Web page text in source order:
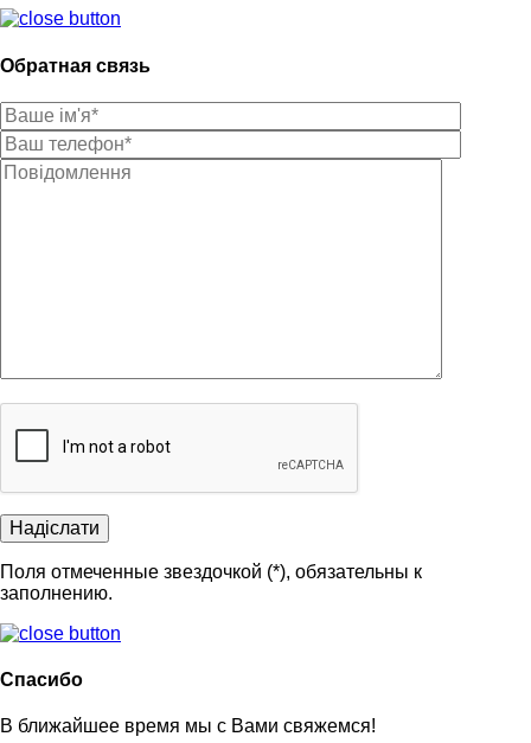
Обратная связь
Поля отмеченные звездочкой (*), обязательны к
заполнению.
Спасибо
В ближайшее время мы с Вами свяжемся!